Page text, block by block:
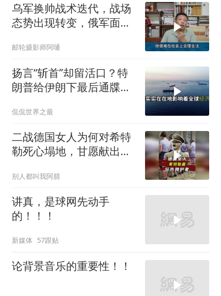
乌军换帅战术迭代，战场
态势出现转变，俄军面临
邮轮摄影师阿嗵
扬言“斩首”却留活口？特
朗普给伊朗下最后通牒，
侃侃世界之最
二战德国女人为何对希特
勒死心塌地，甘愿献出一
别人都叫我阿腈
讲真，是球网先动手
的！！！
新媒体 57跟贴
论背景音乐的重要性！！